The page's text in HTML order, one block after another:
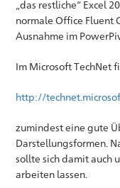
„das restliche“ Excel
normale Office Fluent
Ausnahme im
Im Microsoft TechNet
http://
zumindest eine gute
Darstellungsformen.
sollte sich damit auch
arbeiten lassen.